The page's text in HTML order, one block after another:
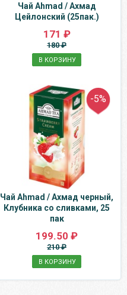
Чай Ahmad / Ахмад
Цейлонский (25пак.)
171 ₽
180 ₽
В КОРЗИНУ
-5%
Чай Ahmad / Ахмад черный,
Клубника со сливками, 25
пак
199.50 ₽
210 ₽
В КОРЗИНУ